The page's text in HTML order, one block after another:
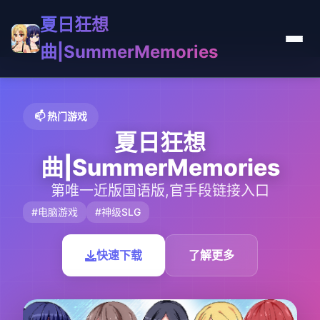
夏日狂想
曲|SummerMemories
📫 热门游戏
夏日狂想
曲|SummerMemories
第唯一近版国语版,官手段链接入口
#电脑游戏 #神级SLG
快速下载 了解更多